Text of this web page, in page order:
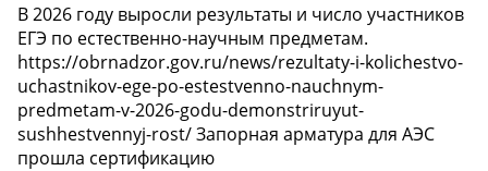
В 2026 году выросли результаты и число участников
ЕГЭ по естественно-научным предметам.
https://obrnadzor.gov.ru/news/rezultaty-i-kolichestvo-
uchastnikov-ege-po-estestvenno-nauchnym-
predmetam-v-2026-godu-demonstriruyut-
sushhestvennyj-rost/ Запорная арматура для АЭС
прошла сертификацию